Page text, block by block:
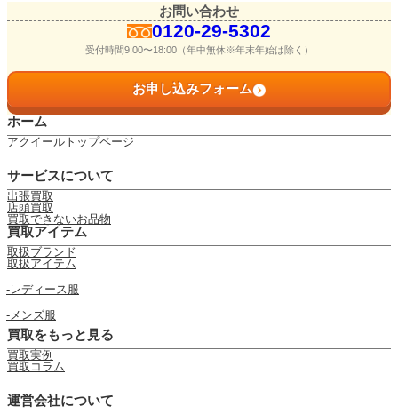
お問い合わせ
0120-29-5302
受付時間9:00〜18:00（年中無休※年末年始は除く）
お申し込みフォーム
ホーム
アクイールトップページ
サービスについて
出張買取
店頭買取
買取できないお品物
買取アイテム
取扱ブランド
取扱アイテム
レディース服
メンズ服
買取をもっと見る
買取実例
買取コラム
運営会社について